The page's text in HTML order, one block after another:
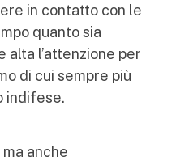
in contatto con le
quanto sia
alta l’attenzione per
di cui sempre più
indifese.
anche